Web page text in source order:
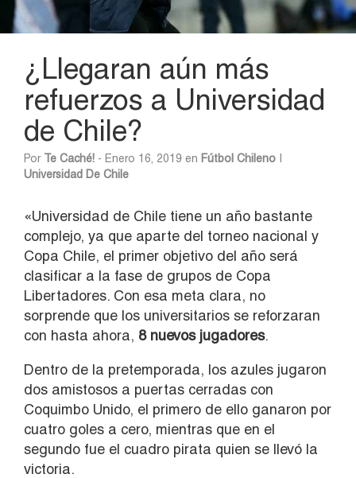
¿Llegaran aún más
refuerzos a Universidad
de Chile?
Por Te Caché! - Enero 16, 2019 en Fútbol Chileno
Universidad De Chile
«Universidad de Chile tiene un año bastante
complejo, ya que aparte del torneo nacional y
Copa Chile, el primer objetivo del año será
clasificar a la fase de grupos de Copa
Libertadores. Con esa meta clara, no
sorprende que los universitarios se reforzaran
con hasta ahora, 8 nuevos jugadores.
Dentro de la pretemporada, los azules jugaron
dos amistosos a puertas cerradas con
Coquimbo Unido, el primero de ello ganaron por
cuatro goles a cero, mientras que en el
segundo fue el cuadro pirata quien se llevó la
victoria.